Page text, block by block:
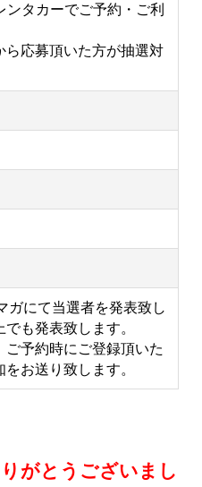
ンタカーでご予約・ご利
応募頂いた方が抽選対
ガにて当選者を発表致し
も発表致します。
ご予約時にご登録頂いた
お送り致します。
がとうございまし